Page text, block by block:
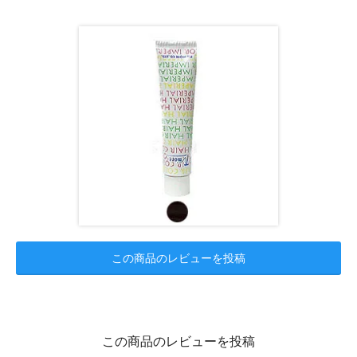
この商品のレビューを投稿
この商品のレビューを投稿